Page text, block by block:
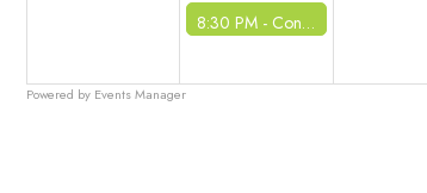
8:30 PM - Conseil Municipal
Powered by Events Manager